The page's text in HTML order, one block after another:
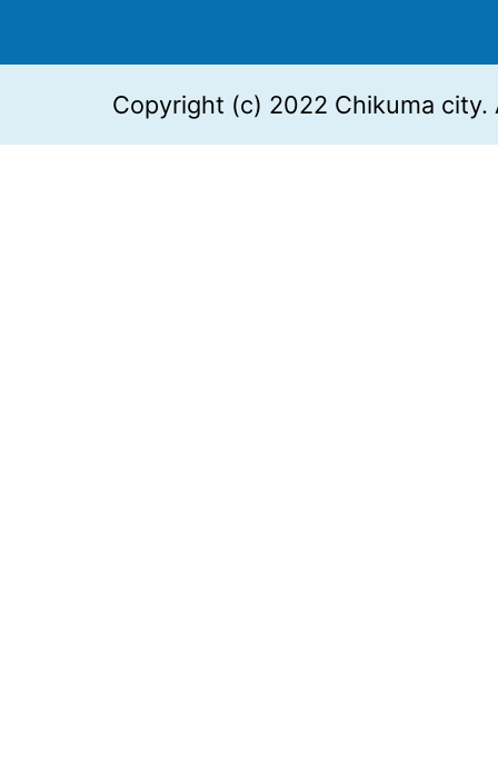
Copyright (c) 2022 Chikuma city.